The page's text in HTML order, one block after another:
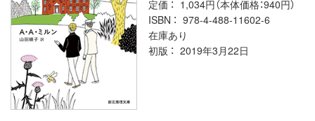
定価
1,034円（本体価格：940円）
ISBN
978-4-488-11602-6
在庫あり
初版
2019年3月22日